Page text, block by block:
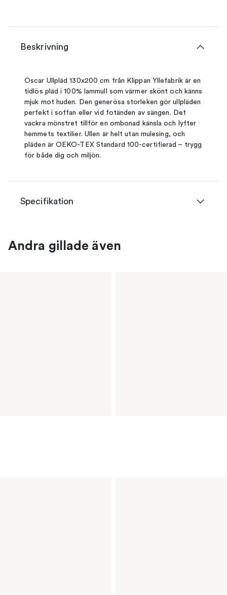
Beskrivning
Oscar Ullpläd 130x200 cm från Klippan Yllefabrik är en
tidlös pläd i 100% lammull som värmer skönt och känns
mjuk mot huden. Den generösa storleken gör ullpläden
perfekt i soffan eller vid fotänden av sängen. Det
vackra mönstret tillför en ombonad känsla och lyfter
hemmets textilier. Ullen är helt utan mulesing, och
pläden är OEKO-TEX Standard 100-certifierad – trygg
för både dig och miljön.
Specifikation
Andra gillade även